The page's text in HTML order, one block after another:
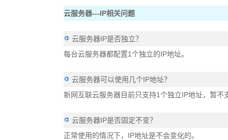
云服务器---IP相关问题
云服务器IP是否独立？
每台云服务器都配置1个独立的IP地址。
云服务器可以使用几个IP地址？
新网互联云服务器目前只支持1个独立IP地址，暂不
云服务器IP是否固定不变？
正常使用的情况下，IP地址是不会变化的。